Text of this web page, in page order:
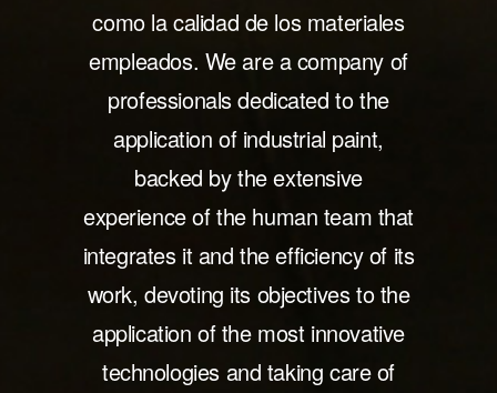
como la calidad de los materiales
empleados. We are a company of
professionals dedicated to the
application of industrial paint,
backed by the extensive
experience of the human team that
integrates it and the efficiency of its
work, devoting its objectives to the
application of the most innovative
technologies and taking care of